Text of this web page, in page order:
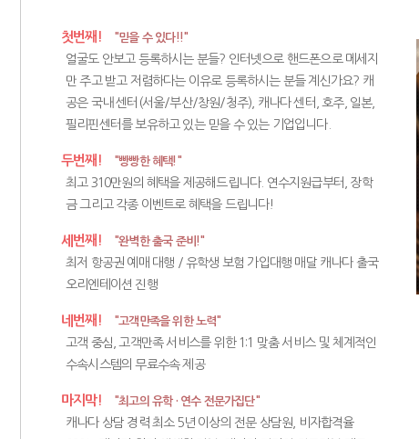
첫번째! "믿을 수 있다!!"
얼굴도 안보고 등록하시는 분들? 인터넷으로 핸드폰으로 메세지
만 주고 받고 저렴하다는 이유로 등록하시는 분들 계신가요? 캐
공은 국내 센터(서울/부산/창원/청주), 캐나다 센터, 호주, 일본,
필리핀센터를 보유하고 있는 믿을 수 있는 기업입니다.
두번째! "빵빵한 혜택!"
최고 310만원의 혜택을 제공해드립니다. 연수지원급부터, 장학
금 그리고 각종 이벤트로 혜택을 드립니다!
세번째! "완벽한 출국 준비!"
최저 항공권 예매 대행 / 유학생 보험 가입대행 매달 캐나다 출국
오리엔테이션 진행
네번째! "고객만족을 위한 노력"
고객 중심, 고객만족 서비스를 위한 1:1 맞춤 서비스 및 체계적인
수속시스템의 무료수속 제공
마지막! "최고의 유학 · 연수 전문가집단"
캐나다 상담 경력 최소 5년 이상의 전문 상담원, 비자합격율